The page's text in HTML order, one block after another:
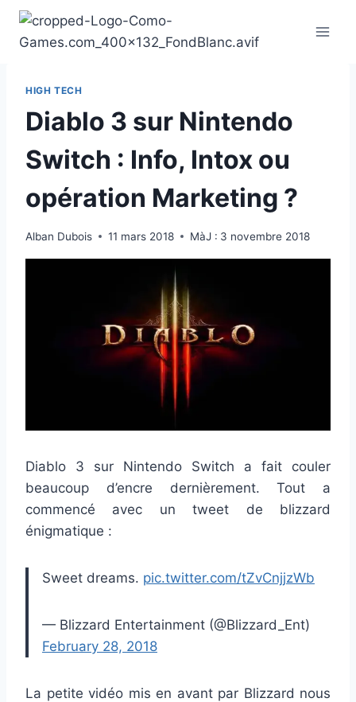
Aller
contenu
HIGH TECH
Diablo 3 sur Nintendo
Switch : Info, Intox ou
opération Marketing ?
Alban Dubois 11 mars 2018 MàJ : 3 novembre 2018
Diablo 3 sur Nintendo Switch a fait couler
beaucoup d’encre dernièrement. Tout a
commencé avec un tweet de blizzard
énigmatique :
Sweet dreams. pic.twitter.com/tZvCnjjzWb
— Blizzard Entertainment (@Blizzard_Ent)
February 28, 2018
La petite vidéo mis en avant par Blizzard nous